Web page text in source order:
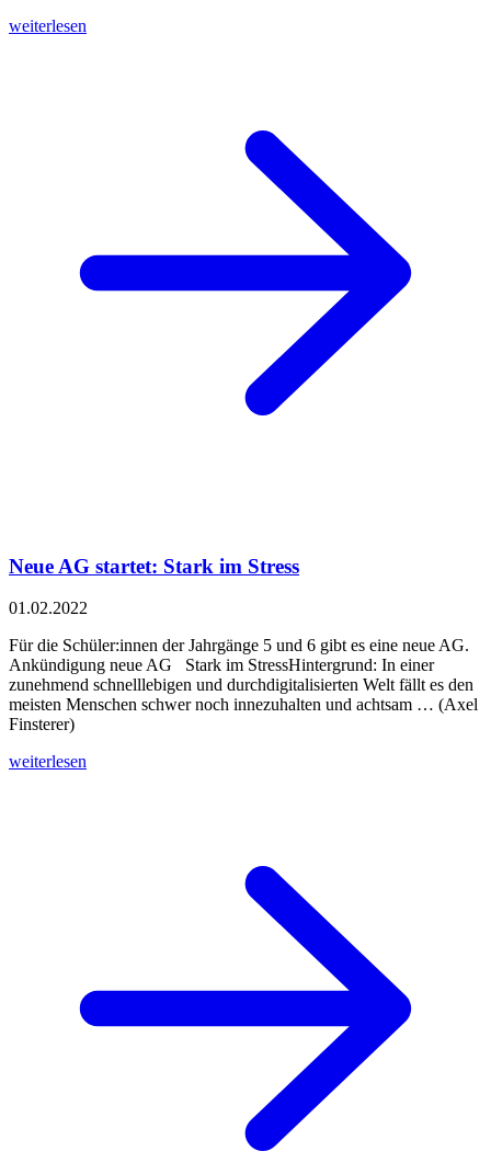
weiterlesen
Neue AG startet: Stark im Stress
01.02.2022
Für die Schüler:innen der Jahrgänge 5 und 6 gibt es eine neue AG.
Ankündigung neue AG Stark im StressHintergrund: In einer
zunehmend schnelllebigen und durchdigitalisierten Welt fällt es den
meisten Menschen schwer noch innezuhalten und achtsam … (Axel
Finsterer)
weiterlesen